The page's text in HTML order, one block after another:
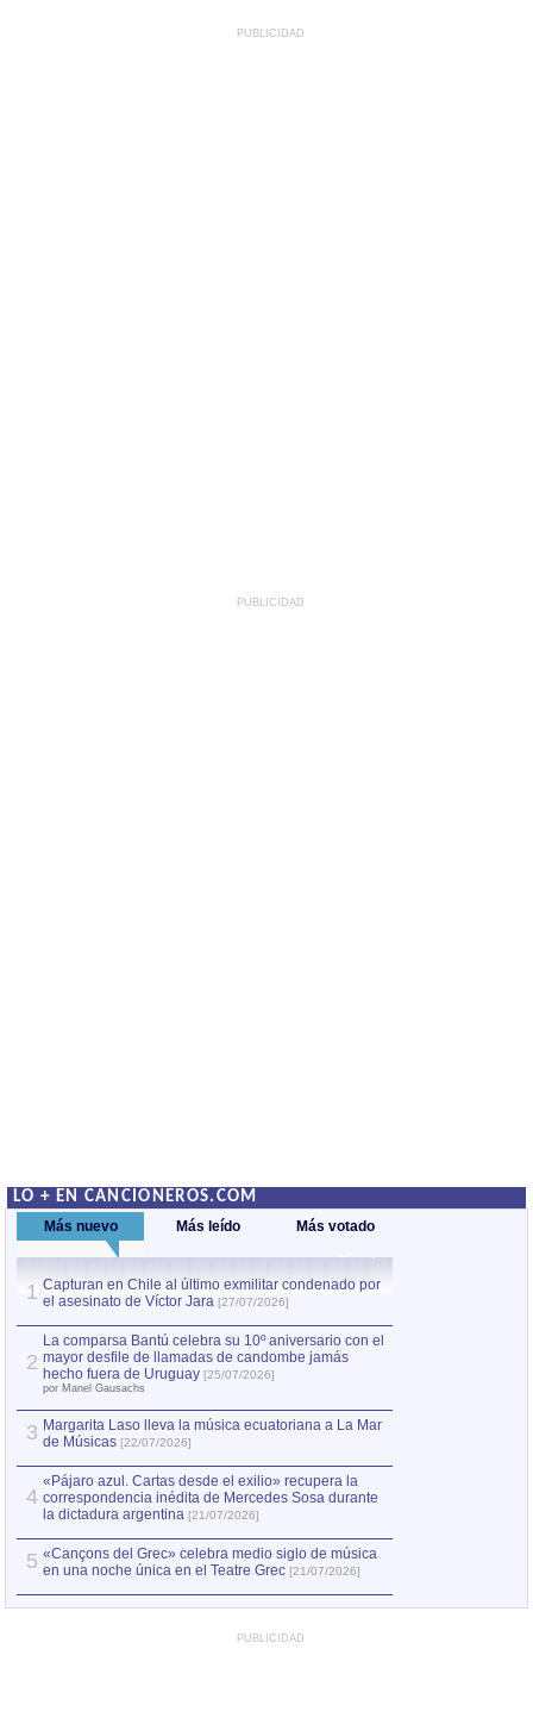
PUBLICIDAD
PUBLICIDAD
LO + EN CANCIONEROS.COM
Más nuevo Más leído Más votado
1 Capturan en Chile al último exmilitar condenado por
el asesinato de Víctor Jara [27/07/2026]
2
La comparsa Bantú celebra su 10º aniversario con el
mayor desfile de llamadas de candombe jamás
hecho fuera de Uruguay [25/07/2026]
por Manel Gausachs
3 Margarita Laso lleva la música ecuatoriana a La Mar
de Músicas [22/07/2026]
4
«Pájaro azul. Cartas desde el exilio» recupera la
correspondencia inédita de Mercedes Sosa durante
la dictadura argentina [21/07/2026]
5 «Cançons del Grec» celebra medio siglo de música
en una noche única en el Teatre Grec [21/07/2026]
PUBLICIDAD